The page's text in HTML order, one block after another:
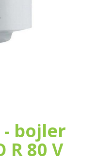
bojler
R 80 V